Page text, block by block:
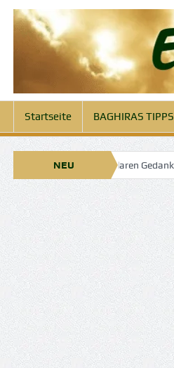
Startseite BAGHIRAS TIPPS
NEU
2025: Engel der klaren Gedanken